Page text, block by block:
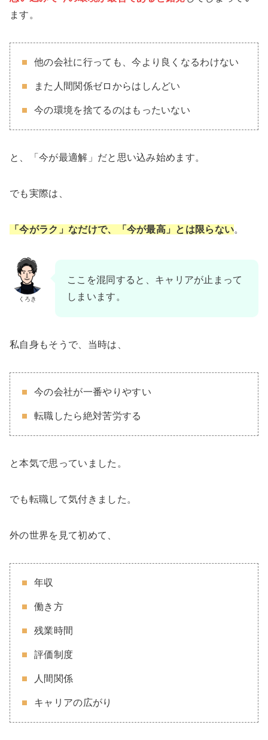
ます。
他の会社に行っても、今より良くなるわけない
また人間関係ゼロからはしんどい
今の環境を捨てるのはもったいない
と、「今が最適解」だと思い込み始めます。
でも実際は、
「今がラク」なだけで、「今が最高」とは限らない。
くろき
ここを混同すると、キャリアが止まって
しまいます。
私自身もそうで、当時は、
今の会社が一番やりやすい
転職したら絶対苦労する
と本気で思っていました。
でも転職して気付きました。
外の世界を見て初めて、
年収
働き方
残業時間
評価制度
人間関係
キャリアの広がり